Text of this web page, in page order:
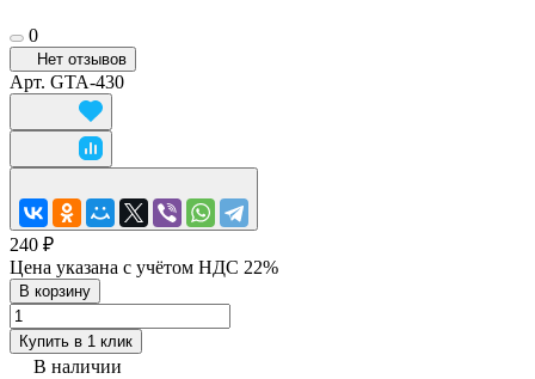
0
Нет отзывов
Арт. GTA-430
240 ₽
Цена указана с учётом НДС 22%
В корзину
Купить в 1 клик
В наличии